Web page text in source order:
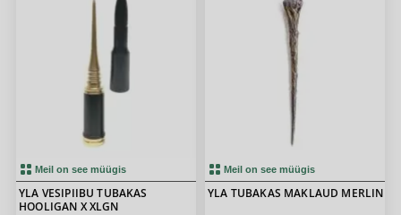
Meil on see müügis
YLA VESIPIIBU TUBAKAS
HOOLIGAN X XLGN
Meil on see müügis
YLA TUBAKAS MAKLAUD MERLIN